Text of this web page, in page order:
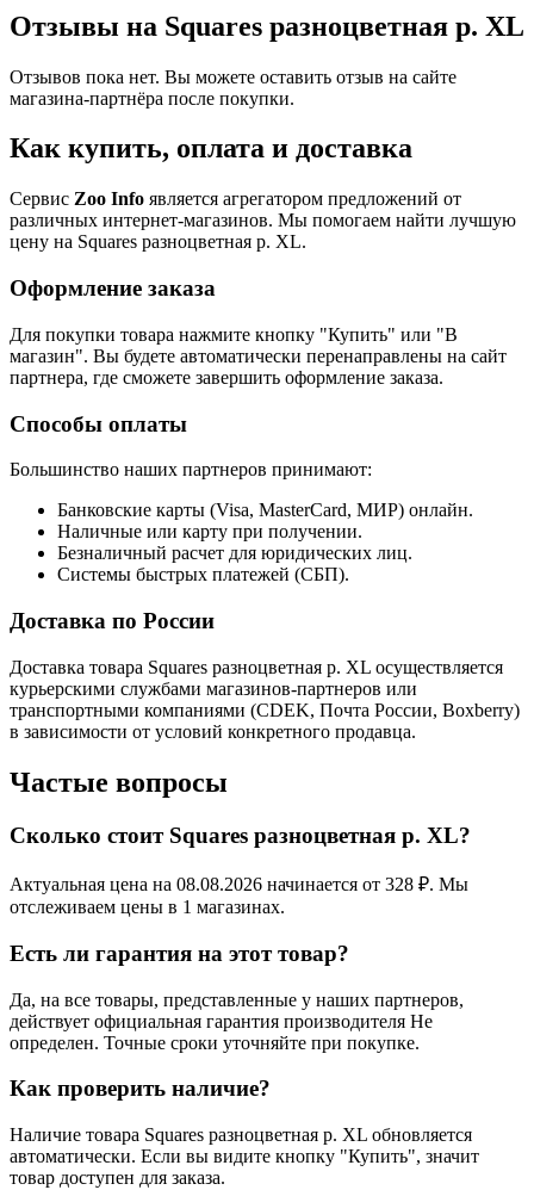
Отзывы на Squares разноцветная р. XL
Отзывов пока нет. Вы можете оставить отзыв на сайте
магазина-партнёра после покупки.
Как купить, оплата и доставка
Сервис Zoo Info является агрегатором предложений от
различных интернет-магазинов. Мы помогаем найти лучшую
цену на Squares разноцветная р. XL.
Оформление заказа
Для покупки товара нажмите кнопку "Купить" или "В
магазин". Вы будете автоматически перенаправлены на сайт
партнера, где сможете завершить оформление заказа.
Способы оплаты
Большинство наших партнеров принимают:
Банковские карты (Visa, MasterCard, МИР) онлайн.
Наличные или карту при получении.
Безналичный расчет для юридических лиц.
Системы быстрых платежей (СБП).
Доставка по России
Доставка товара Squares разноцветная р. XL осуществляется
курьерскими службами магазинов-партнеров или
транспортными компаниями (CDEK, Почта России, Boxberry)
в зависимости от условий конкретного продавца.
Частые вопросы
Сколько стоит Squares разноцветная р. XL?
Актуальная цена на 08.08.2026 начинается от 328 ₽. Мы
отслеживаем цены в 1 магазинах.
Есть ли гарантия на этот товар?
Да, на все товары, представленные у наших партнеров,
действует официальная гарантия производителя Не
определен. Точные сроки уточняйте при покупке.
Как проверить наличие?
Наличие товара Squares разноцветная р. XL обновляется
автоматически. Если вы видите кнопку "Купить", значит
товар доступен для заказа.